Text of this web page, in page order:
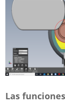
Las